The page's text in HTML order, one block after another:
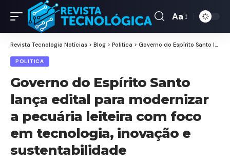
Aa
Revista Tecnologia Notícias > Blog > Politica > Governo do Espírito Santo lança edital para modernizar a pecuária leiteira com foco em tecnologia, inovação e sustentabilidade
POLITICA
Governo do Espírito Santo
lança edital para modernizar
a pecuária leiteira com foco
em tecnologia, inovação e
sustentabilidade